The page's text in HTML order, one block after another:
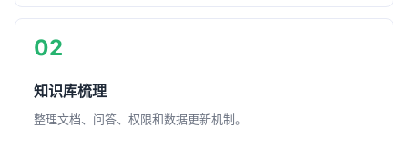
02
知识库梳理
整理文档、问答、权限和数据更新机制。